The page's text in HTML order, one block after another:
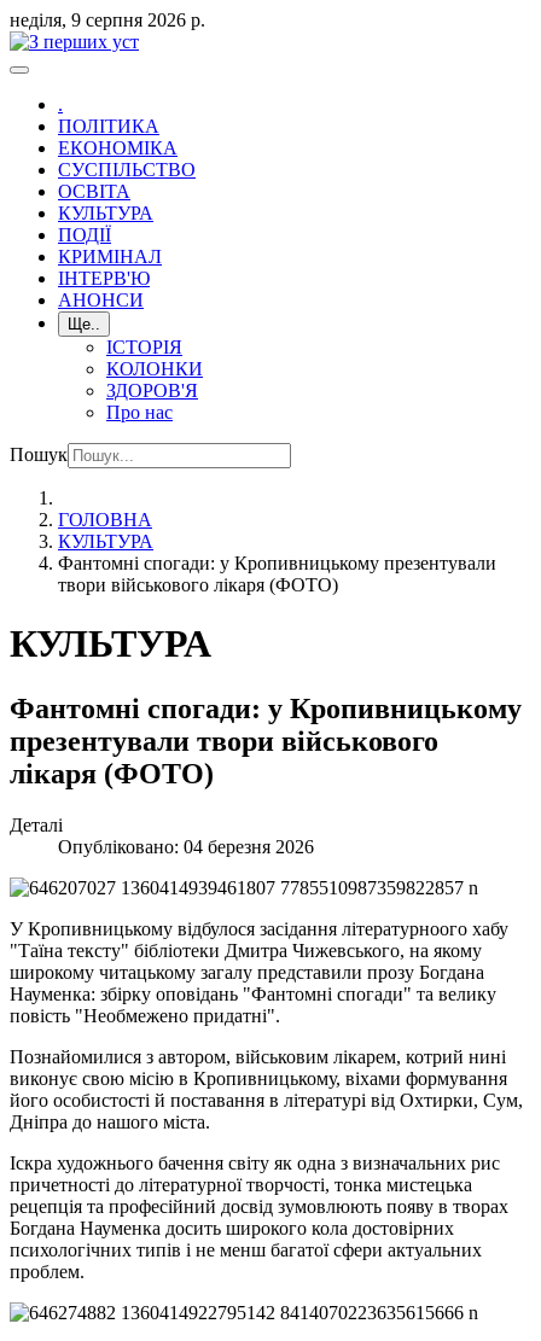
неділя, 9 серпня 2026 р.
.
ПОЛІТИКА
ЕКОНОМІКА
СУСПІЛЬСТВО
ОСВІТА
КУЛЬТУРА
ПОДІЇ
КРИМІНАЛ
ІНТЕРВ'Ю
АНОНСИ
Ще..
ІСТОРІЯ
КОЛОНКИ
ЗДОРОВ'Я
Про нас
Пошук
ГОЛОВНА
КУЛЬТУРА
Фантомні спогади: у Кропивницькому презентували
твори військового лікаря (ФОТО)
КУЛЬТУРА
Фантомні спогади: у Кропивницькому
презентували твори військового
лікаря (ФОТО)
Деталі
Опубліковано: 04 березня 2026
У Кропивницькому відбулося засідання літературноого хабу
"Таїна тексту" бібліотеки Дмитра Чижевського, на якому
широкому читацькому загалу представили прозу Богдана
Науменка: збірку оповідань "Фантомні спогади" та велику
повість "Необмежено придатні".
Познайомилися з автором, військовим лікарем, котрий нині
виконує свою місію в Кропивницькому, віхами формування
його особистості й поставання в літературі від Охтирки, Сум,
Дніпра до нашого міста.
Іскра художнього бачення світу як одна з визначальних рис
причетності до літературної творчості, тонка мистецька
рецепція та професійний досвід зумовлюють появу в творах
Богдана Науменка досить широкого кола достовірних
психологічних типів і не менш багатої сфери актуальних
проблем.